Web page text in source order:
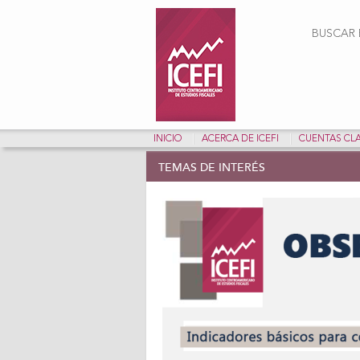
BUSCAR
INICIO ACERCA DE ICEFI CUENTAS
TEMAS DE INTERÉS